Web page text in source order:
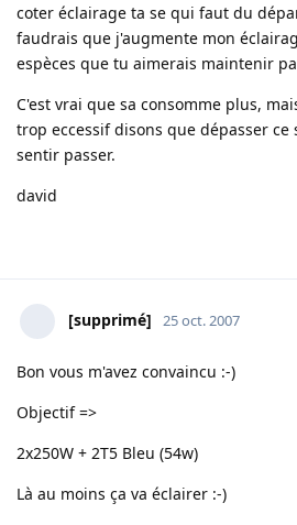
coter éclairage ta se qui faut du
faudrais que j'augmente mon
espèces que tu aimerais maintenir
C'est vrai que sa consomme plus,
trop eccessif disons que dépasser ce
sentir passer.
david
[supprimé] 25 oct. 2007
Bon vous m'avez convaincu :-)
Objectif =>
2x250W + 2T5 Bleu (54w)
Là au moins ça va éclairer :-)